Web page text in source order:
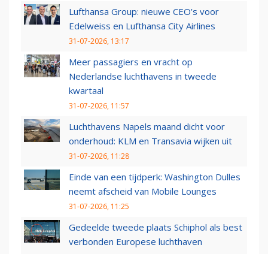
Lufthansa Group: nieuwe CEO’s voor
Edelweiss en Lufthansa City Airlines
31-07-2026, 13:17
Meer passagiers en vracht op
Nederlandse luchthavens in tweede
kwartaal
31-07-2026, 11:57
Luchthavens Napels maand dicht voor
onderhoud: KLM en Transavia wijken uit
31-07-2026, 11:28
Einde van een tijdperk: Washington Dulles
neemt afscheid van Mobile Lounges
31-07-2026, 11:25
Gedeelde tweede plaats Schiphol als best
verbonden Europese luchthaven